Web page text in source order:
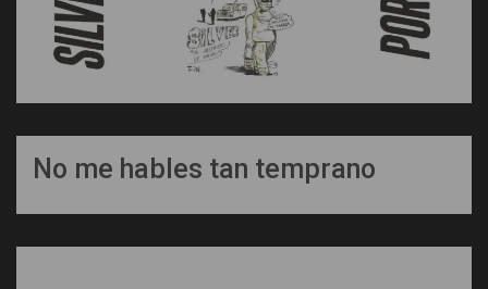
No me hables tan temprano